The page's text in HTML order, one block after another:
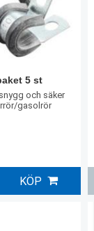
5 st
och säker
gasolrör
KÖP